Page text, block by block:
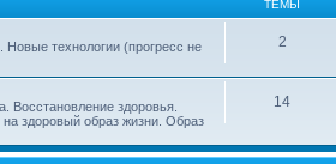
ТЕМЫ
Новые технологии (прогресс не
2
Восстановление здоровья.
на здоровый образ жизни. Образ
14